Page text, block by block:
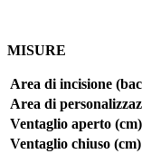
MISURE
Area di incisione
Area di
Ventaglio aperto (cm)
Ventaglio chiuso (cm)